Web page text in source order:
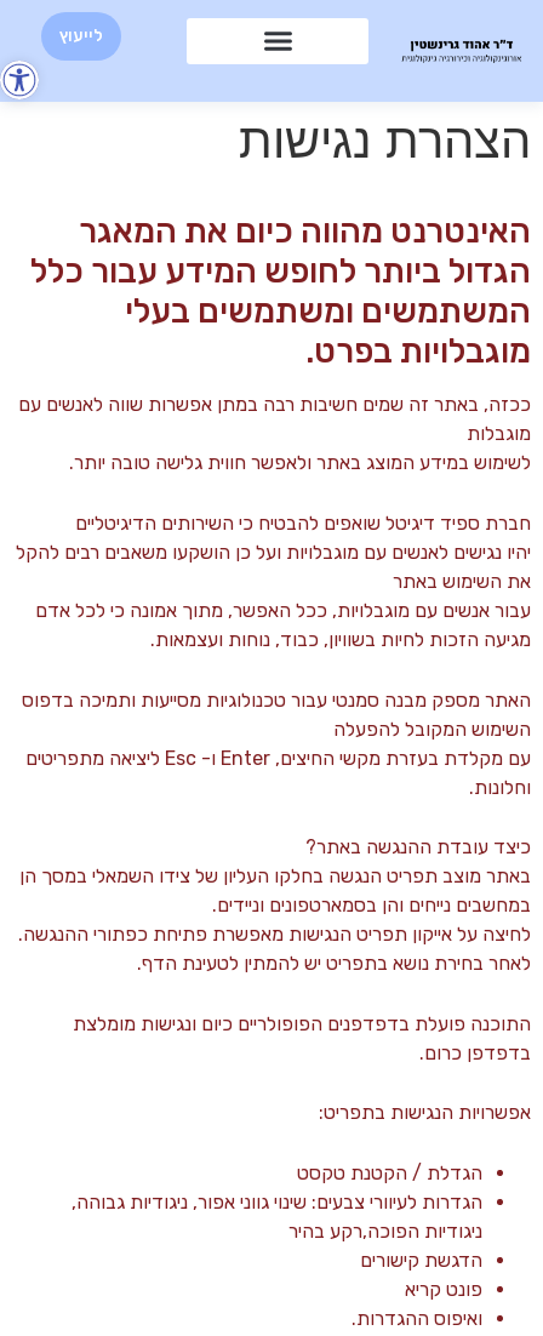
לייעוץ
הצהרת נגישות
האינטרנט מהווה כיום את המאגר
הגדול ביותר לחופש המידע עבור כלל
המשתמשים ומשתמשים בעלי
מוגבלויות בפרט.
ככזה, באתר זה שמים חשיבות רבה במתן אפשרות שווה לאנשים עם
מוגבלות
לשימוש במידע המוצג באתר ולאפשר חווית גלישה טובה יותר.
חברת ספיד דיגיטל שואפים להבטיח כי השירותים הדיגיטליים
יהיו נגישים לאנשים עם מוגבלויות ועל כן הושקעו משאבים רבים להקל
את השימוש באתר
עבור אנשים עם מוגבלויות, ככל האפשר, מתוך אמונה כי לכל אדם
מגיעה הזכות לחיות בשוויון, כבוד, נוחות ועצמאות.
האתר מספק מבנה סמנטי עבור טכנולוגיות מסייעות ותמיכה בדפוס
השימוש המקובל להפעלה
עם מקלדת בעזרת מקשי החיצים, Enter ו- Esc ליציאה מתפריטים
וחלונות.
כיצד עובדת ההנגשה באתר?
באתר מוצב תפריט הנגשה בחלקו העליון של צידו השמאלי במסך הן
במחשבים נייחים והן בסמארטפונים וניידים.
לחיצה על אייקון תפריט הנגישות מאפשרת פתיחת כפתורי ההנגשה.
לאחר בחירת נושא בתפריט יש להמתין לטעינת הדף.
התוכנה פועלת בדפדפנים הפופולריים כיום ונגישות מומלצת
בדפדפן כרום.
אפשרויות הנגישות בתפריט:
הגדלת / הקטנת טקסט
הגדרות לעיוורי צבעים: שינוי גווני אפור, ניגודיות גבוהה,
ניגודיות הפוכה,רקע בהיר
הדגשת קישורים
פונט קריא
ואיפוס ההגדרות.